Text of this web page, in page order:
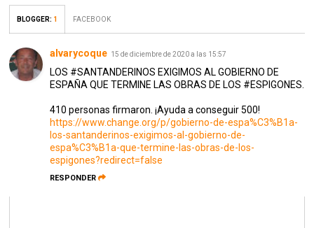
BLOGGER: 1 FACEBOOK
alvarycoque 15 de diciembre de 2020 a las 15:57
LOS #SANTANDERINOS EXIGIMOS AL GOBIERNO DE
ESPAÑA QUE TERMINE LAS OBRAS DE LOS #ESPIGONES.
410 personas firmaron. ¡Ayuda a conseguir 500!
https://www.change.org/p/gobierno-de-espa%C3%B1a-
los-santanderinos-exigimos-al-gobierno-de-
espa%C3%B1a-que-termine-las-obras-de-los-
espigones?redirect=false
RESPONDER